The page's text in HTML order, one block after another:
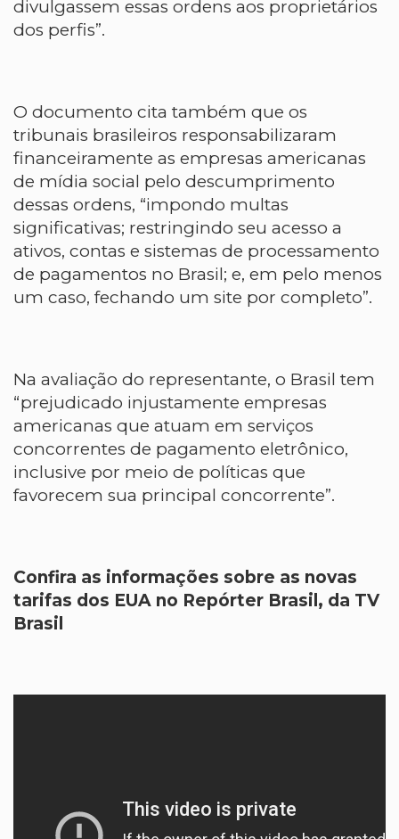
divulgassem essas ordens aos proprietários
dos perfis”.
O documento cita também que os
tribunais brasileiros responsabilizaram
financeiramente as empresas americanas
de mídia social pelo descumprimento
dessas ordens, “impondo multas
significativas; restringindo seu acesso a
ativos, contas e sistemas de processamento
de pagamentos no Brasil; e, em pelo menos
um caso, fechando um site por completo”.
Na avaliação do representante, o Brasil tem
“prejudicado injustamente empresas
americanas que atuam em serviços
concorrentes de pagamento eletrônico,
inclusive por meio de políticas que
favorecem sua principal concorrente”.
Confira as informações sobre as novas
tarifas dos EUA no Repórter Brasil, da TV
Brasil